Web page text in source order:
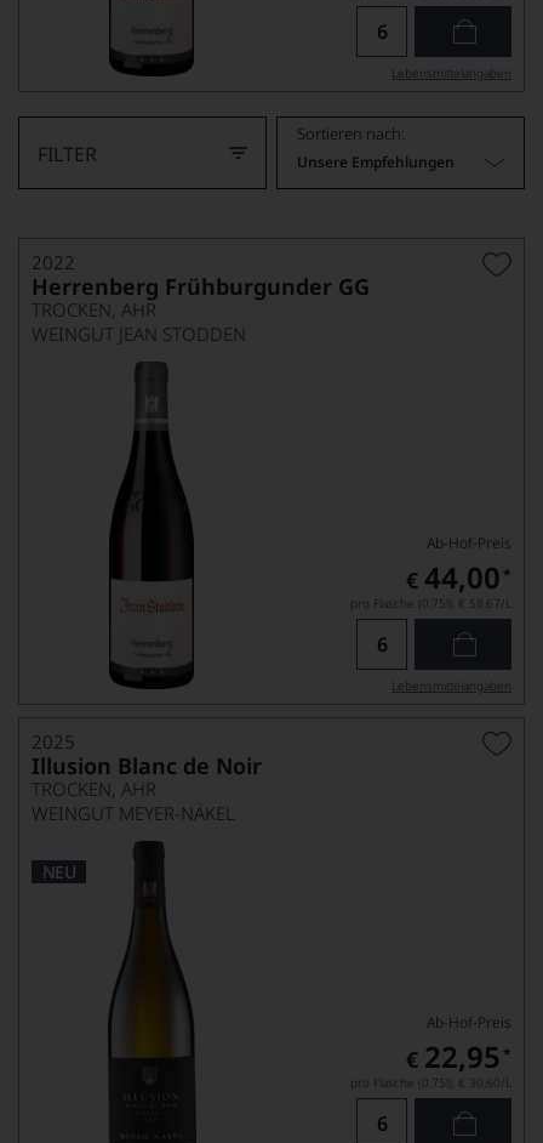
Lebensmittel­angaben
FILTER
Sortieren nach:
Unsere Empfehlungen
2022
Herrenberg Frühburgunder GG
TROCKEN, AHR
WEINGUT JEAN STODDEN
Ab-Hof-Preis
€ 44,00 *
pro Flasche (0.75l), € 58,67/L
Lebensmittel­angaben
2025
Illusion Blanc de Noir
TROCKEN, AHR
WEINGUT MEYER-NÄKEL
NEU
Ab-Hof-Preis
€ 22,95 *
pro Flasche (0.75l), € 30,60/L